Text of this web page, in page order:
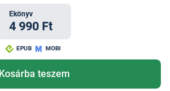
Ekönyv
4 990 Ft
EPUB MOBI
Kosárba teszem